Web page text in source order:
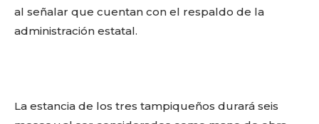
al señalar que cuentan con el respaldo de la
administración estatal.
La estancia de los tres tampiqueños durará seis